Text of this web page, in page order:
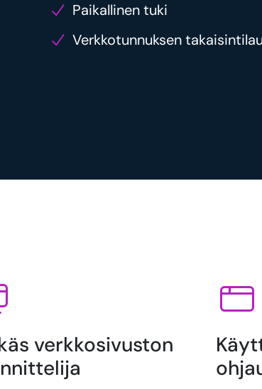
Paikallinen tuki
Verkkotunnuksen
verkkosivuston